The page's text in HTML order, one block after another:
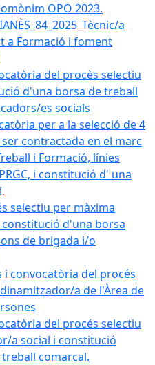
OPO 2023.
a
a Formació i foment
del procès selectiu
d'una borsa de treball
es socials
per a la selecció de 4
contractada en el marc
i Formació, línies
i constitució d' una
selectiu per màxima
d'una borsa
de brigada i/o
i convocatòria del procés
a de l'Àrea de
del procés selectiu
a social i constitució
comarcal.